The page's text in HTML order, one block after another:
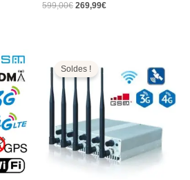
599,00€ 269,99€
Soldes !
initial
était :
499,00€. 299,99€.